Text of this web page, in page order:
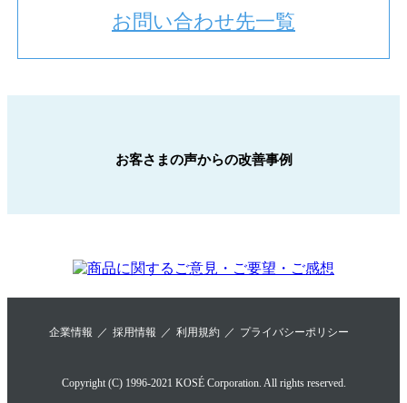
お問い合わせ先一覧
お客さまの声からの改善事例
企業情報 採用情報 利用規約 プライバシーポリシー
Copyright (C) 1996-2021 KOSÉ Corporation. All rights reserved.